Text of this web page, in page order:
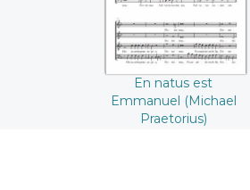
Praetorius))
En natus est
Emmanuel (Michael
Praetorius)